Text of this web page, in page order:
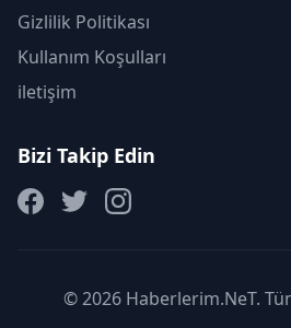
Gizlilik Politikası
Kullanım Koşulları
iletişim
Bizi Takip Edin
© 2026 Haberlerim.NeT.